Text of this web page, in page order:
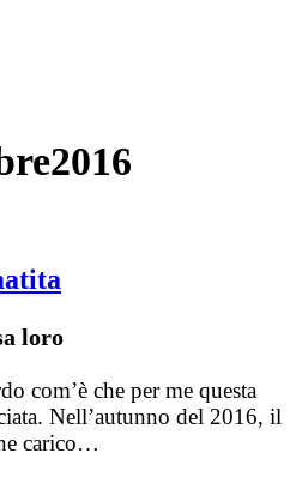
loro
com’è che per me questa
Nell’autunno del 2016, il
carico…